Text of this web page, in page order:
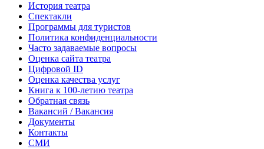
История театра
Спектакли
Программы для туристов
Политика конфиденциальности
Часто задаваемые вопросы
Оценка сайта театра
Цифровой ID
Оценка качества услуг
Книга к 100-летию театра
Обратная связь
Вакансий / Вакансия
Документы
Контакты
СМИ